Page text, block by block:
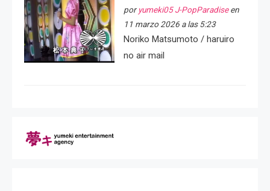
por yumeki05 J-PopParadiseen
11 marzo 2026 a las 5:23
Noriko Matsumoto / haruiro
no air mail